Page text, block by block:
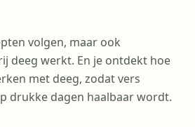
volgen, maar ook
deeg werkt. En je ontdekt hoe
met deeg, zodat vers
drukke dagen haalbaar wordt.